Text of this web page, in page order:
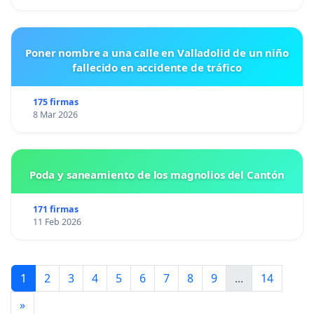
Poner nombre a una calle en Valladolid de un niño
fallecido en accidente de tráfico
175 firmas
8 Mar 2026
Poda y saneamiento de los magnolios del Cantón
171 firmas
11 Feb 2026
1 2 3 4 5 6 7 8 9 ...
14
»